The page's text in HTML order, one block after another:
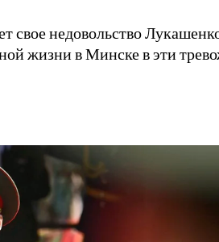
свое недовольство
жизни в Минске в эти